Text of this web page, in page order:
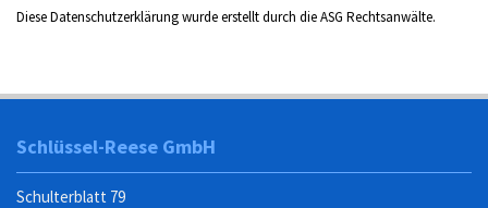
Diese Datenschutzerklärung wurde erstellt durch dieASG Rechtsanwälte.
Schlüssel-Reese GmbH
Schulterblatt 79